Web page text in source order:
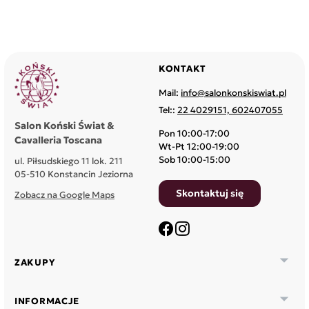
Salon Koński Świat &
Cavalleria Toscana
ul. Piłsudskiego 11 lok. 211
05-510 Konstancin Jeziorna
Zobacz na Google Maps
ZAKUPY 
INFORMACJE 
KONTAKT
Mail: info@salonkonskiswiat.pl
Tel:: 22 4029151, 602407055
Pon 10:00-17:00
Wt-Pt 12:00-19:00
Sob 10:00-15:00
Skontaktuj się